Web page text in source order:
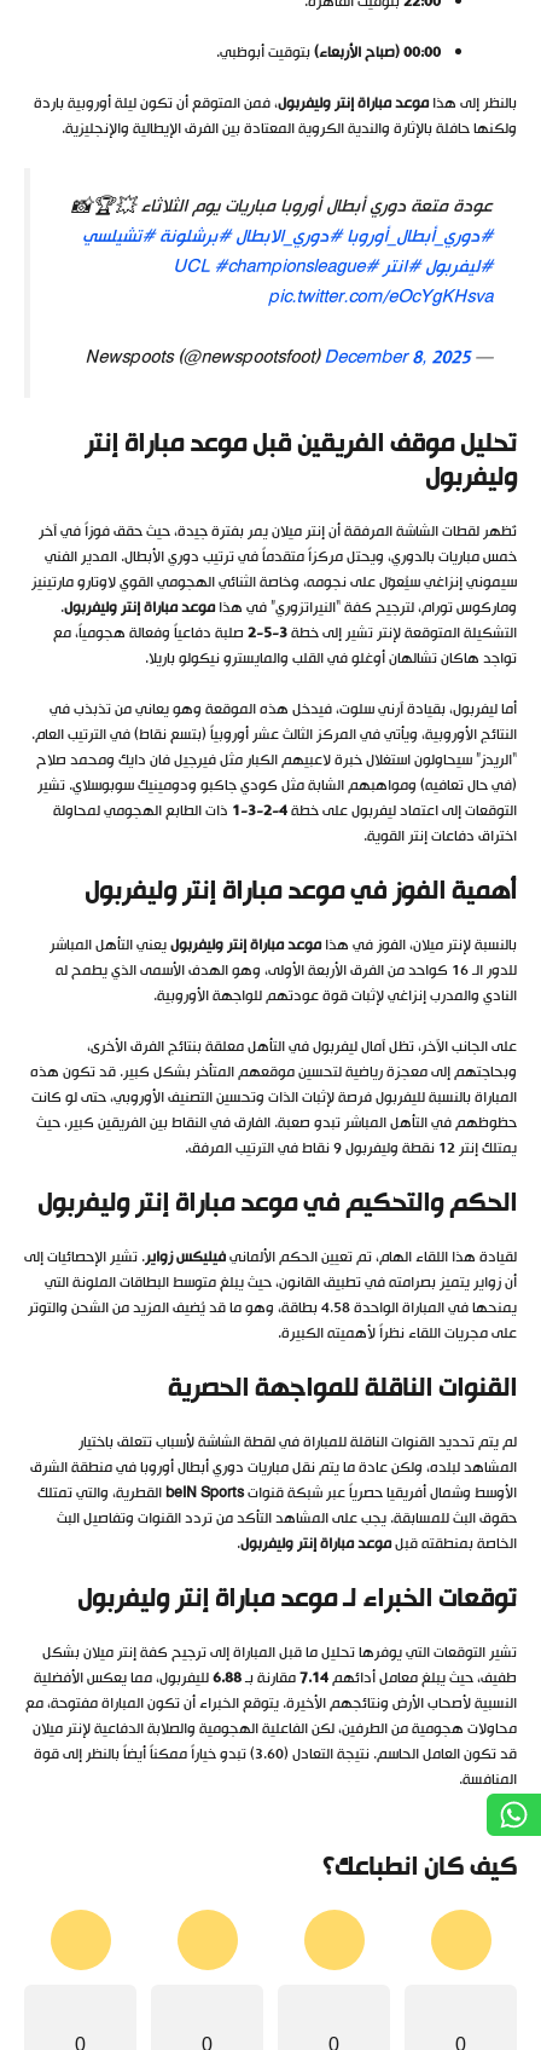
00:00 (صباح الأربعاء)
بتوقيت أبوظبي.
بالنظر إلى هذاموعد مباراة إنتر وليفربول، فمن المتوقع أن تكون ليلة أوروبية باردة
ولكنها حافلة بالإثارة والندية الكروية المعتادة بين الفرق الإيطالية والإنجليزية.
عودة متعة دوري أبطال أوروبا مباريات يوم الثلاثاء 💥🏆📸
#دوري_أبطال_أوروبا#دوري_الابطال#برشلونة#تشيلسي
#ليفربول#انتر#UCL
#championsleague
pic.twitter.com/eOcYgKHsva
— Newspoots (@newspootsfoot)
December 8, 2025
تحليل موقف الفريقين قبل موعد مباراة إنتر
وليفربول
تُظهر لقطات الشاشة المرفقة أن إنتر ميلان يمر بفترة جيدة، حيث حقق فوزاً في آخر
خمس مباريات بالدوري، ويحتل مركزاً متقدماً في ترتيب دوري الأبطال. المدير الفني
سيموني إنزاغي سيُعوّل على نجومه، وخاصة الثنائي الهجومي القوي لاوتارو مارتينيز
وماركوس تورام، لترجيح كفة “النيراتزوري” في هذاموعد مباراة إنتر وليفربول.
التشكيلة المتوقعة لإنتر تشير إلى خطة3-5-2
صلبة دفاعياً وفعالة هجومياً، مع
تواجد هاكان تشالهان أوغلو في القلب والمايسترو نيكولو باريلا.
أما ليفربول، بقيادة آرني سلوت، فيدخل هذه الموقعة وهو يعاني من تذبذب في
النتائج الأوروبية، ويأتي في المركز الثالث عشر أوروبياً (بتسع نقاط) في الترتيب العام.
“الريدز” سيحاولون استغلال خبرة لاعبيهم الكبار مثل فيرجيل فان دايك ومحمد صلاح
(في حال تعافيه) ومواهبهم الشابة مثل كودي جاكبو ودومينيك سوبوسلاي. تشير
التوقعات إلى اعتماد ليفربول على خطة4-2-3-1
ذات الطابع الهجومي لمحاولة
اختراق دفاعات إنتر القوية.
أهمية الفوز في موعد مباراة إنتر وليفربول
بالنسبة لإنتر ميلان، الفوز في هذاموعد مباراة إنتر وليفربوليعني التأهل المباشر
للدور الـ 16 كواحد من الفرق الأربعة الأولى، وهو الهدف الأسمى الذي يطمح له
النادي والمدرب إنزاغي لإثبات قوة عودتهم للواجهة الأوروبية.
على الجانب الآخر، تظل آمال ليفربول في التأهل معلقة بنتائج الفرق الأخرى،
وبحاجتهم إلى معجزة رياضية لتحسين موقعهم المتأخر بشكل كبير. قد تكون هذه
المباراة بالنسبة لليفربول فرصة لإثبات الذات وتحسين التصنيف الأوروبي، حتى لو كانت
حظوظهم في التأهل المباشر تبدو صعبة. الفارق في النقاط بين الفريقين كبير، حيث
يمتلك إنتر 12 نقطة وليفربول 9 نقاط في الترتيب المرفق.
الحكم والتحكيم في موعد مباراة إنتر وليفربول
لقيادة هذا اللقاء الهام، تم تعيين الحكم الألمانيفيليكس زواير. تشير الإحصائيات إلى
أن زواير يتميز بصرامته في تطبيق القانون، حيث يبلغ متوسط البطاقات الملونة التي
يمنحها في المباراة الواحدة 4.58 بطاقة، وهو ما قد يُضيف المزيد من الشحن والتوتر
على مجريات اللقاء نظراً لأهميته الكبيرة.
القنوات الناقلة للمواجهة الحصرية
لم يتم تحديد القنوات الناقلة للمباراة في لقطة الشاشة لأسباب تتعلق باختيار
المشاهد لبلده، ولكن عادة ما يتم نقل مباريات دوري أبطال أوروبا في منطقة الشرق
الأوسط وشمال أفريقيا حصرياً عبر شبكة قنواتbeIN Sportsالقطرية، والتي تمتلك
حقوق البث للمسابقة. يجب على المشاهد التأكد من تردد القنوات وتفاصيل البث
الخاصة بمنطقته قبلموعد مباراة إنتر وليفربول.
توقعات الخبراء لـ موعد مباراة إنتر وليفربول
تشير التوقعات التي يوفرها تحليل ما قبل المباراة إلى ترجيح كفة إنتر ميلان بشكل
طفيف، حيث يبلغ معامل أدائهم7.14مقارنة بـ6.88لليفربول، مما يعكس الأفضلية
النسبية لأصحاب الأرض ونتائجهم الأخيرة. يتوقع الخبراء أن تكون المباراة مفتوحة، مع
محاولات هجومية من الطرفين، لكن الفاعلية الهجومية والصلابة الدفاعية لإنتر ميلان
قد تكون العامل الحاسم. نتيجة التعادل (3.60) تبدو خياراً ممكناً أيضاً بالنظر إلى قوة
المنافسة.
كيف كان انطباعك؟
0
0
0
0